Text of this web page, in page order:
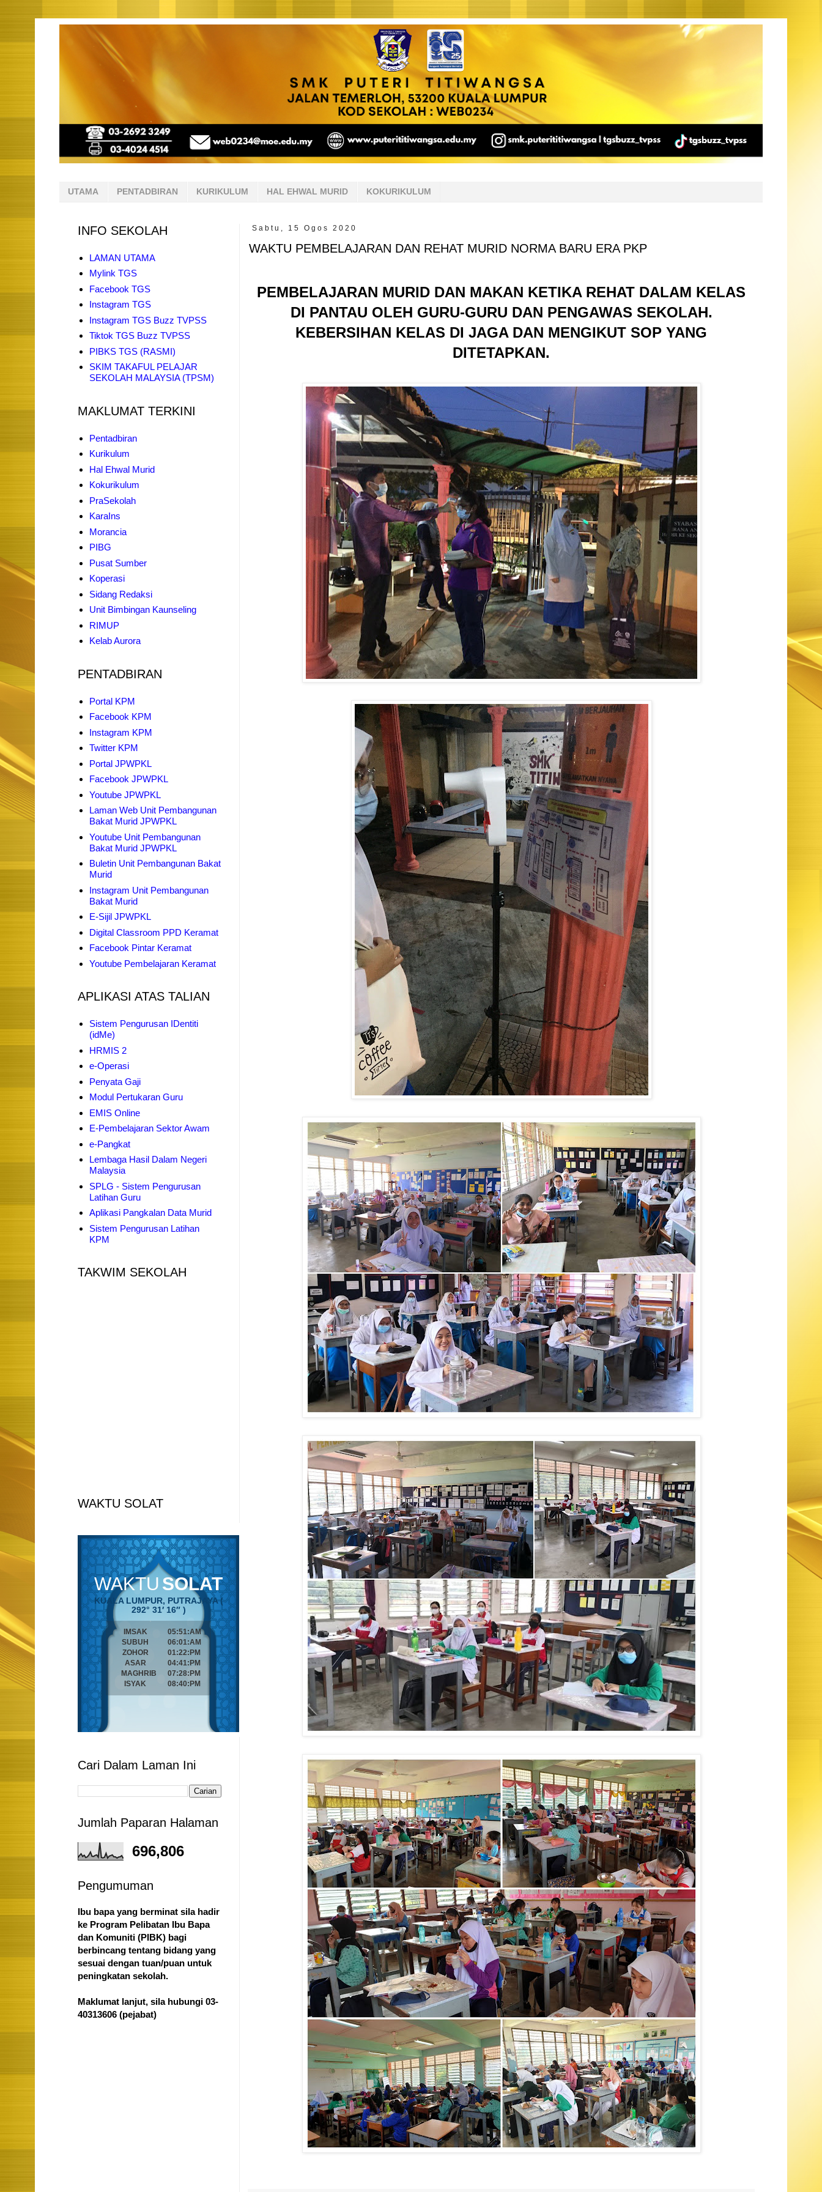
UTAMA PENTADBIRAN KURIKULUM HAL EHWAL MURID KOKURIKULUM
Sabtu, 15 Ogos 2020
WAKTU PEMBELAJARAN DAN REHAT MURID NORMA BARU ERA PKP
PEMBELAJARAN MURID DAN MAKAN KETIKA REHAT DALAM KELAS
DI PANTAU OLEH GURU-GURU DAN PENGAWAS SEKOLAH.
KEBERSIHAN KELAS DI JAGA DAN MENGIKUT SOP YANG
DITETAPKAN.
INFO SEKOLAH
LAMAN UTAMA
Mylink TGS
Facebook TGS
Instagram TGS
Instagram TGS Buzz TVPSS
Tiktok TGS Buzz TVPSS
PIBKS TGS (RASMI)
SKIM TAKAFUL PELAJAR
SEKOLAH MALAYSIA (TPSM)
MAKLUMAT TERKINI
Pentadbiran
Kurikulum
Hal Ehwal Murid
Kokurikulum
PraSekolah
KaraIns
Morancia
PIBG
Pusat Sumber
Koperasi
Sidang Redaksi
Unit Bimbingan Kaunseling
RIMUP
Kelab Aurora
PENTADBIRAN
Portal KPM
Facebook KPM
Instagram KPM
Twitter KPM
Portal JPWPKL
Facebook JPWPKL
Youtube JPWPKL
Laman Web Unit Pembangunan
Bakat Murid JPWPKL
Youtube Unit Pembangunan
Bakat Murid JPWPKL
Buletin Unit Pembangunan Bakat
Murid
Instagram Unit Pembangunan
Bakat Murid
E-Sijil JPWPKL
Digital Classroom PPD Keramat
Facebook Pintar Keramat
Youtube Pembelajaran Keramat
APLIKASI ATAS TALIAN
Sistem Pengurusan IDentiti
(idMe)
HRMIS 2
e-Operasi
Penyata Gaji
Modul Pertukaran Guru
EMIS Online
E-Pembelajaran Sektor Awam
e-Pangkat
Lembaga Hasil Dalam Negeri
Malaysia
SPLG - Sistem Pengurusan
Latihan Guru
Aplikasi Pangkalan Data Murid
Sistem Pengurusan Latihan
KPM
TAKWIM SEKOLAH
WAKTU SOLAT
Cari Dalam Laman Ini
Jumlah Paparan Halaman
696,806
Pengumuman
Ibu bapa yang berminat sila hadir
ke Program Pelibatan Ibu Bapa
dan Komuniti (PIBK) bagi
berbincang tentang bidang yang
sesuai dengan tuan/puan untuk
peningkatan sekolah.
Maklumat lanjut, sila hubungi 03-
40313606 (pejabat)